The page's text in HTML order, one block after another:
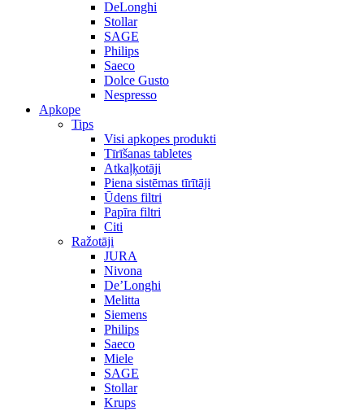
DeLonghi
Stollar
SAGE
Philips
Saeco
Dolce Gusto
Nespresso
Apkope
Tips
Visi apkopes produkti
Tīrīšanas tabletes
Atkaļķotāji
Piena sistēmas tīrītāji
Ūdens filtri
Papīra filtri
Citi
Ražotāji
JURA
Nivona
De’Longhi
Melitta
Siemens
Philips
Saeco
Miele
SAGE
Stollar
Krups